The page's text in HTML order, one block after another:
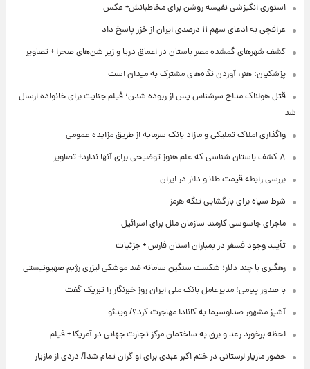
استوری انگیزشی نفیسه روشن برای مخاطبانش+ عکس
عراقچی به ادعای سهم ۱۱ درصدی ایران از خزر پاسخ داد
کشف شهرهای گمشده مصر باستان در اعماق دریا و زیر شن‌های صحرا + تصاویر
پزشکیان: هنر، آوردن نگاه‌های مشترک به میدان است
قتل هولناک مداح سرشناس پس از ربوده شدن؛ فیلم جنایت برای خانواده ارسال
شد
واگذاری املاک تملیکی و مازاد بانک سرمایه از طریق مزایده عمومی
۸ کشف باستان شناسی که علم هنوز توضیحی برای آنها ندارد+ تصاویر
بررسی رابطه قیمت طلا و دلار در ایران
شرط سپاه برای بازگشایی تنگه هرمز
ماجرای جاسوسی کارمند سازمان ملل برای اسرائیل
تأیید وجود فسفر در بمباران استان فارس + جزئیات
رهگیری با چند دلار؛ شکست سنگین سامانه ضد موشکی لیزری رژیم صهیونیستی
با صدور پیامی؛ مدیرعامل بانک ملی ایران روز خبرنگار را تبریک گفت
آشپز مشهور صداوسیما به کانادا مهاجرت کرد؟/ ویدئو
لحظه برخورد رعد و برق به ساختمان مرکز تجارت جهانی در آمریکا + فیلم
حضور مازیار لرستانی در ختم اکبر عبدی برای او گران تمام شد!/ دزدی از مازیار